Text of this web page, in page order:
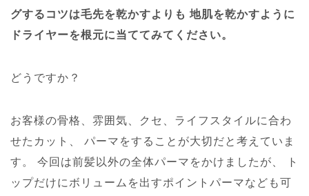
グするコツは毛先を乾かすよりも 地肌を乾かすように
ドライヤーを根元に当ててみてください。
どうですか？
お客様の骨格、雰囲気、クセ、ライフスタイルに合わ
せたカット、
パーマをすることが大切だと考えていま
す。
今回は前髪以外の全体パーマをかけましたが、
ト
ップだけにボリュームを出すポイントパーマなども可